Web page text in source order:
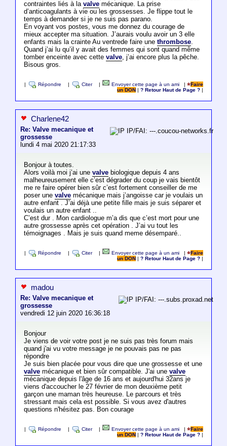
contraintes liés à la valvemécanique. La prise
d’anticoagulants à vie ou les grossesses. Je flippe tout le
temps à demander si je ne suis pas parano.
En voyant vos postes, vous me donnez du courage de
mieux accepter ma situation. J’aurais voulu avoir un 3 elle
enfants mais la crainte Au ventrede faire une thrombose.
Quand j’ai lu qu’il y avait des femmes qui sont quand même
tomber enceinte avec cette valve, j’ai encore plus la pêche.
Bisous gros.
Répondre Citer Envoyer cette page à un ami |
Faire
un DON
|? Retour Haut de Page ?
Charlene42
Re: Valve mecanique et
grossesse
lundi 4 mai 2020 21:17:33
IP/FAI: ---.coucou-networks.fr
Bonjour à toutes.
Alors voilà moi j’ai une valvebiologique depuis 4 ans
malheureusement elle c’est dégrader du coup je vais bientôt
me re faire opérer bien sûr c’est fortement conseiller de me
poser une valvemécanique mais j’angoisse car je voulais un
autre enfant . J’ai déjà une petite fille mais je suis séparer et
voulais un autre enfant ..
C’est dur . Mon cardiologue m’a dis que c’est mort pour une
autre grossesse après cet opération . J’ai vu tout les
témoignages . Mais je suis quand meme désemparé..
Répondre Citer Envoyer cette page à un ami |
Faire
un DON
|? Retour Haut de Page ?
madou
Re: Valve mecanique et
grossesse
vendredi 12 juin 2020 16:36:18
IP/FAI: ---.subs.proxad.net
Bonjour
Je viens de voir votre post je ne suis pas très forum mais
quand j'ai vu votre message je ne pouvais pas ne pas
répondre
Je suis bien placée pour vous dire que une grossesse et une
valvemécanique et bien sûr compatible. J'ai une valve
mécanique depuis l'âge de 16 ans et aujourd'hui 32ans je
viens d'accoucher le 27 février de mon deuxième petit
garçon une maman très heureuse. Le parcours et très
stressant mais cela est possible. Si vous avez d'autres
questions n'hésitez pas. Bon courage
Répondre Citer Envoyer cette page à un ami |
Faire
un DON
|? Retour Haut de Page ?